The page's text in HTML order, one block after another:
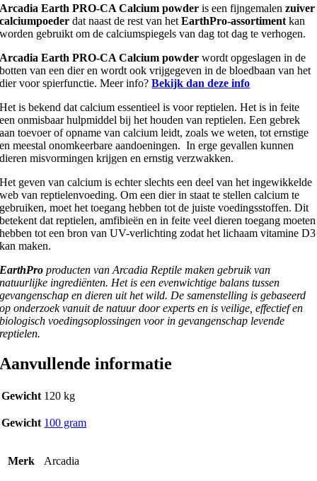
Arcadia Earth PRO-CA Calcium powder is een fijngemalenzuiver
calciumpoeder dat naast de rest van hetEarthPro-assortiment kan
worden gebruikt om de calciumspiegels van dag tot dag te verhogen.
Arcadia Earth PRO-CA Calcium powder wordt opgeslagen in de
botten van een dier en wordt ook vrijgegeven in de bloedbaan van het
dier voor spierfunctie. Meer info?Bekijk dan deze info
Het is bekend dat calcium essentieel is voor reptielen. Het is in feite
een onmisbaar hulpmiddel bij het houden van reptielen. Een gebrek
aan toevoer of opname van calcium leidt, zoals we weten, tot ernstige
en meestal onomkeerbare aandoeningen. In erge gevallen kunnen
dieren misvormingen krijgen en ernstig verzwakken.
Het geven van calcium is echter slechts een deel van het ingewikkelde
web van reptielenvoeding. Om een dier in staat te stellen calcium te
gebruiken, moet het toegang hebben tot de juiste voedingsstoffen. Dit
betekent dat reptielen, amfibieën en in feite veel dieren toegang moeten
hebben tot een bron van UV-verlichting zodat het lichaam vitamine D3
kan maken.
EarthPro producten van Arcadia Reptile maken gebruik van
natuurlijke ingrediënten. Het is een evenwichtige balans tussen
gevangenschap en dieren uit het wild. De samenstelling is gebaseerd
op onderzoek vanuit de natuur door experts en is veilige, effectief en
biologisch voedingsoplossingen voor in gevangenschap levende
reptielen.
Aanvullende informatie
Gewicht 120 kg
Gewicht 100 gram
Merk Arcadia